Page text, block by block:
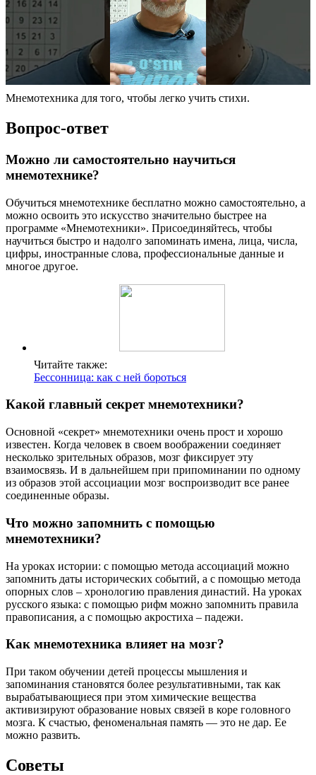
Мнемотехника для того, чтобы легко учить стихи.
Вопрос-ответ
Можно ли самостоятельно научиться
мнемотехнике?
Обучиться мнемотехнике бесплатно можно самостоятельно, а
можно освоить это искусство значительно быстрее на
программе «Мнемотехники». Присоединяйтесь, чтобы
научиться быстро и надолго запоминать имена, лица, числа,
цифры, иностранные слова, профессиональные данные и
многое другое.
Читайте также:
Бессонница: как с ней бороться
Какой главный секрет мнемотехники?
Основной «секрет» мнемотехники очень прост и хорошо
известен. Когда человек в своем воображении соединяет
несколько зрительных образов, мозг фиксирует эту
взаимосвязь. И в дальнейшем при припоминании по одному
из образов этой ассоциации мозг воспроизводит все ранее
соединенные образы.
Что можно запомнить с помощью
мнемотехники?
На уроках истории: с помощью метода ассоциаций можно
запомнить даты исторических событий, а с помощью метода
опорных слов – хронологию правления династий. На уроках
русского языка: с помощью рифм можно запомнить правила
правописания, а с помощью акростиха – падежи.
Как мнемотехника влияет на мозг?
При таком обучении детей процессы мышления и
запоминания становятся более результативными, так как
вырабатывающиеся при этом химические вещества
активизируют образование новых связей в коре головного
мозга. К счастью, феноменальная память — это не дар. Ее
можно развить.
Советы